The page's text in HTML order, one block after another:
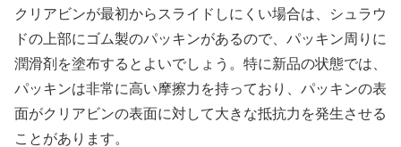
クリアビンが最初からスライドしにくい場合は、シュラウ
ドの上部にゴム製のパッキンがあるので、パッキン周りに
潤滑剤を塗布するとよいでしょう。特に新品の状態では、
パッキンは非常に高い摩擦力を持っており、パッキンの表
面がクリアビンの表面に対して大きな抵抗力を発生させる
ことがあります。